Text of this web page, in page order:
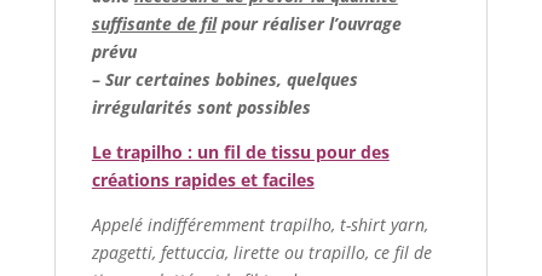
suffisante de filpour réaliser l’ouvrage
prévu
– Sur certaines bobines, quelques
irrégularités sont possibles
Le trapilho : un fil de tissu pour des
créations rapides et faciles
Appelé indifféremment trapilho, t-shirt yarn,
zpagetti, fettuccia, lirette ou trapillo, ce fil de